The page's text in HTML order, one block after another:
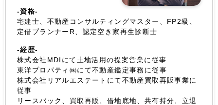
-資格-
宅建士、不動産コンサルティングマスター、FP2級、
定借プランナーR、認定空き家再生診断士
-経歴-
株式会社MDIにて土地活用の提案営業に従事
東洋プロパティ㈱にて不動産鑑定事務に従事
株式会社リアルエステートにて不動産買取再販事業に
従事
リースバック、買取再販、借地底地、共有持分、立退